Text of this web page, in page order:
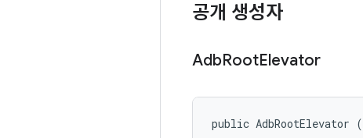
공개 생성자
AdbRootElevator
public AdbRootElevator (